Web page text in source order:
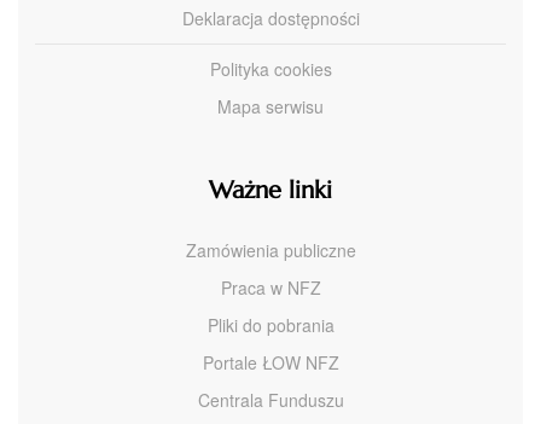
Deklaracja dostępności
Polityka cookies
Mapa serwisu
Ważne linki
Zamówienia publiczne
Praca w NFZ
Pliki do pobrania
Portale ŁOW NFZ
Centrala Funduszu